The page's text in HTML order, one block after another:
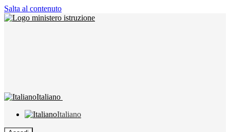
Salta al contenuto
Italiano
Italiano